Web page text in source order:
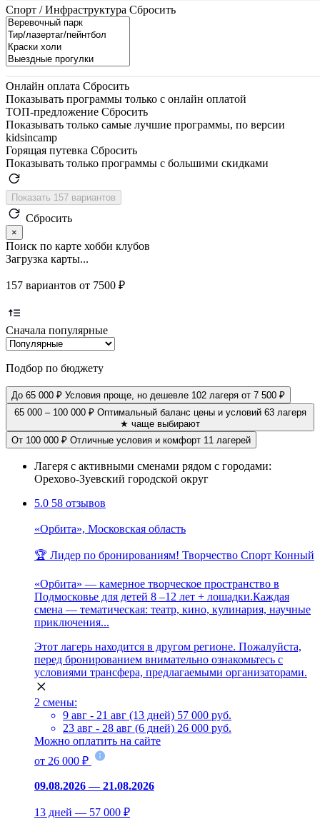
Спорт / Инфраструктура Сбросить
Онлайн оплата Сбросить
Показывать программы только с онлайн оплатой
ТОП-предложение Сбросить
Показывать только самые лучшие программы, по версии
kidsincamp
Горящая путевка Сбросить
Показывать только программы с большими скидками
Показать 157 вариантов
Сбросить
×
Поиск по карте хобби клубов
Загрузка карты...
157 вариантов от 7500 ₽
Сначала популярные
Подбор по бюджету
До 65 000 ₽ Условия проще, но дешевле 102 лагеря от 7 500 ₽
65 000 – 100 000 ₽ Оптимальный баланс цены и условий 63 лагеря
★ чаще выбирают
От 100 000 ₽ Отличные условия и комфорт 11 лагерей
Лагеря с активными сменами рядом с городами:
Орехово-Зуевский городской округ
5.0 58 отзывов
«Орбита», Московская область
🏆 Лидер по бронированиям! Творчество Спорт Конный
«Орбита» — камерное творческое пространство в
Подмосковье для детей 8 –12 лет + лошадки.Каждая
смена — тематическая: театр, кино, кулинария, научные
приключения...
Этот лагерь находится в другом регионе. Пожалуйста,
перед бронированием внимательно ознакомьтесь с
условиями трансфера, предлагаемыми организаторами.
2 смены:
9 авг - 21 авг (13 дней) 57 000 руб.
23 авг - 28 авг (6 дней) 26 000 руб.
Можно оплатить на сайте
от 26 000 ₽
09.08.2026 — 21.08.2026
13 дней — 57 000 ₽